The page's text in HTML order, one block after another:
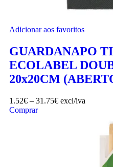
Adicionar aos favoritos
GUARDANAPO
ECOLABEL
20x20CM
1.52€ – 31.75€ excl/iva
Comprar